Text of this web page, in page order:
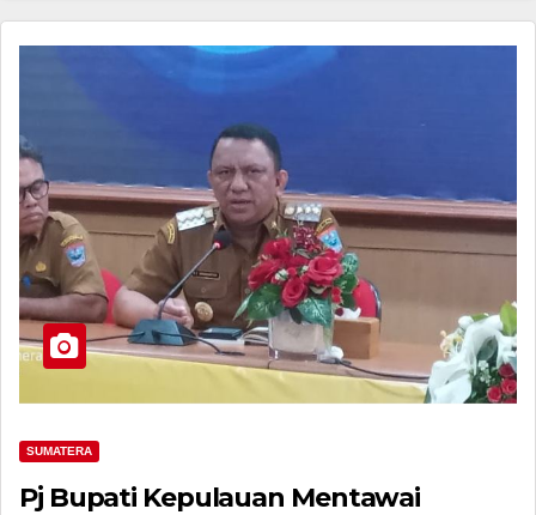
SUMATERA
Pj Bupati Kepulauan Mentawai